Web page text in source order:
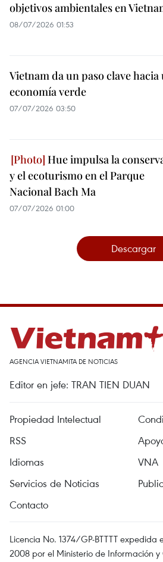
objetivos ambientales en
08/07/2026 01:53
Vietnam da un paso clave hacia
economía verde
07/07/2026 03:50
Hue impulsa la
y el ecoturismo en el Parque
Nacional Bach Ma
07/07/2026 01:00
Descargar
AGENCIA VIETNAMITA DE NOTICIAS
Editor en jefe: TRAN TIEN DUAN
Propiedad Intelectual
RSS
Idiomas
VNA
Servicios de Noticias
Contacto
Licencia No. 1374/GP-BTTTT expedida
2008 por el Ministerio de Información y